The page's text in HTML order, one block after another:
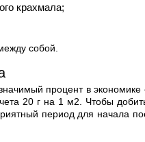
крахмала;
собой.
процент в
20 г на 1 м2. Чтобы
период для начала